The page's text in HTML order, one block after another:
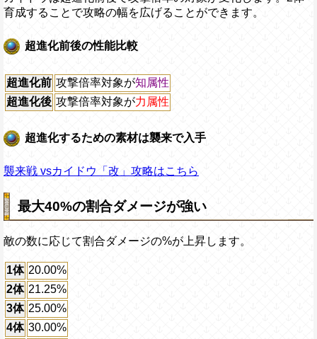
育成することで攻略の幅を広げることができます。
超進化前後の性能比較
超進化前 攻撃倍率対象が知属性
超進化後 攻撃倍率対象が力属性
超進化するための素材は襲来で入手
襲来戦 vsカイドウ「改」攻略はこちら
最大40%の割合ダメージが強い
敵の数に応じて割合ダメージの%が上昇します。
1体 20.00%
2体 21.25%
3体 25.00%
4体 30.00%